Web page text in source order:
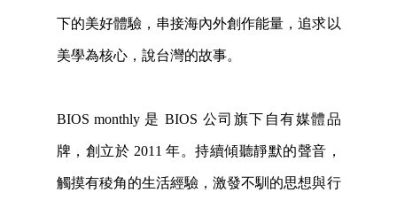
下的美好體驗，串接海內外創作能量，追求以
美學為核心，說台灣的故事。
BIOS monthly 是 BIOS 公司旗下自有媒體品
牌，創立於 2011 年。持續傾聽靜默的聲音，
觸摸有稜角的生活經驗，激發不馴的思想與行